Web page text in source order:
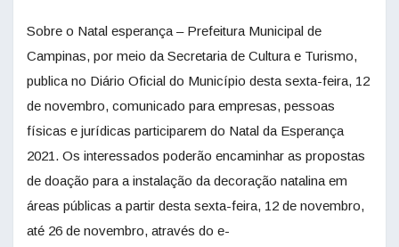
Sobre o Natal esperança – Prefeitura Municipal de
Campinas, por meio da Secretaria de Cultura e Turismo,
publica no Diário Oficial do Município desta sexta-feira, 12
de novembro, comunicado para empresas, pessoas
físicas e jurídicas participarem do Natal da Esperança
2021. Os interessados poderão encaminhar as propostas
de doação para a instalação da decoração natalina em
áreas públicas a partir desta sexta-feira, 12 de novembro,
até 26 de novembro, através do e-